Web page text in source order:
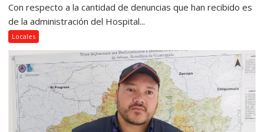
Con respecto a la cantidad de denuncias que han recibido es
de la administración del Hospital...
Locales